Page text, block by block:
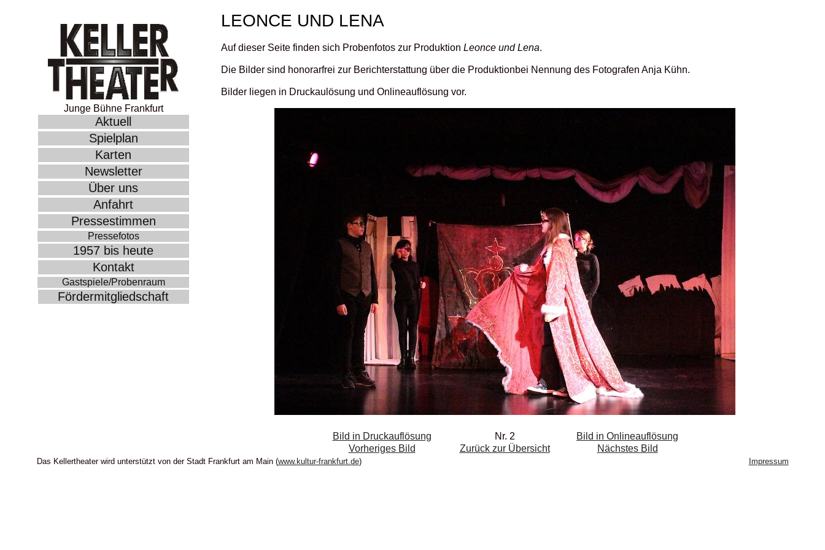
Junge Bühne Frankfurt
Aktuell
Spielplan
Karten
Newsletter
Über uns
Anfahrt
Pressestimmen
Pressefotos
1957 bis heute
Kontakt
Gastspiele/Probenraum
Fördermitgliedschaft
LEONCE UND LENA
Auf dieser Seite finden sich Probenfotos zur Produktion Leonce und Lena.
Die Bilder sind honorarfrei zur Berichterstattung über die Produktionbei Nennung des Fotografen Anja Kühn.
Bilder liegen in Druckaulösung und Onlineauflösung vor.
Bild in Druckauflösung Nr. 2
Bild in Onlineauflösung
Vorheriges Bild
Zurück zur Übersicht Nächstes Bild
Das Kellertheater wird unterstützt von der Stadt Frankfurt am Main (www.kultur-frankfurt.de) Impressum